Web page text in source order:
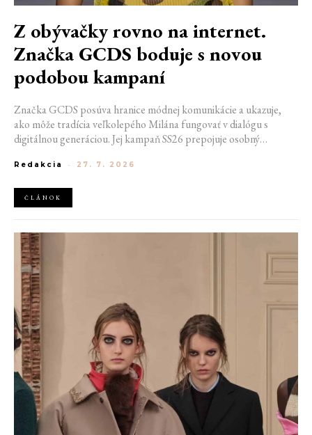
Z obývačky rovno na internet.
Značka GCDS boduje s novou
podobou kampaní
Značka GCDS posúva hranice módnej komunikácie a ukazuje,
ako môže tradícia veľkolepého Milána fungovať v dialógu s
digitálnou generáciou. Jej kampaň SS26 prepojuje osobný
spôsob, akým dnes módu vnímame a zdieľame. Zároveň
trendy a vytvárať autentické spojenie medzi módou, digitálnym
prostredím a každodenným životom mladej generácie.
Redakcia - 27. 7. 2026
ČLÁNOK